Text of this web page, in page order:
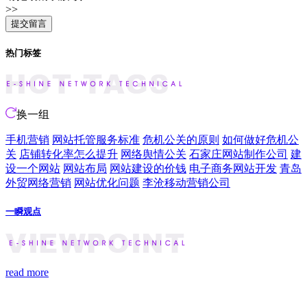
>>
热门标签
换一组
手机营销 网站托管服务标准 危机公关的原则 如何做好危机公
关 店铺转化率怎么提升 网络舆情公关 石家庄网站制作公司 建
设一个网站 网站布局 网站建设的价钱 电子商务网站开发 青岛
外贸网络营销 网站优化问题 李沧移动营销公司
一瞬观点
read more